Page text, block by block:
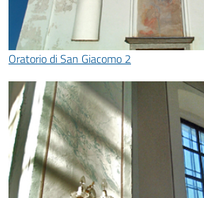
Oratorio di San Giacomo 2